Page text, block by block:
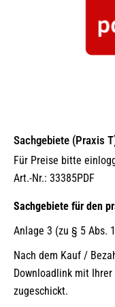
Sachgebiete (Praxis
Für Preise bitte
Art.-Nr.: 33385PDF
Sachgebiete für den
Anlage 3 (zu § 5 Abs.
Nach dem Kauf /
Downloadlink mit
zugeschickt.